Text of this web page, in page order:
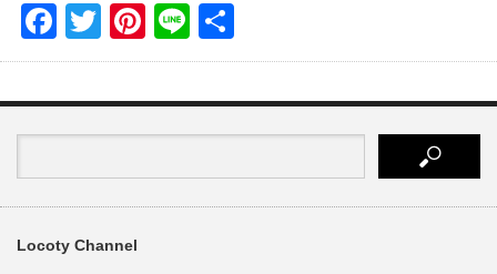
Facebook
TwitterPinterest
Line
有
Locoty Channel